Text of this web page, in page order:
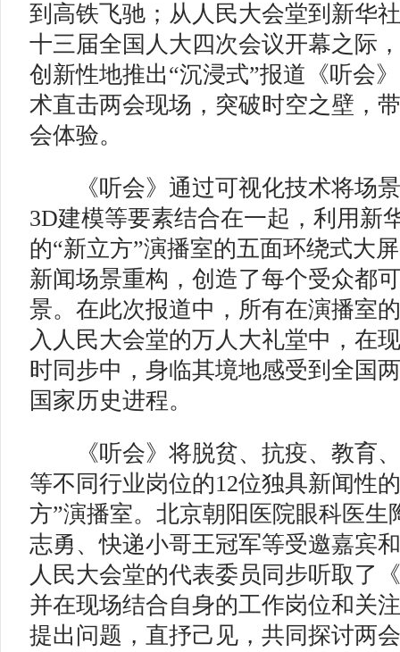
到高铁飞驰；从人民大会堂到新
十三届全国人大四次会议开幕之际
创新性地推出“沉浸式”报道《听会
术直击两会现场，突破时空之壁，
会体验。
《听会》通过可视化技术将场景
3D建模等要素结合在一起，利用新
的“新立方”演播室的五面环绕式大
新闻场景重构，创造了每个受众都
景。在此次报道中，所有在演播室
入人民大会堂的万人大礼堂中，在
时同步中，身临其境地感受到全国
国家历史进程。
《听会》将脱贫、抗疫、教育、
等不同行业岗位的12位独具新闻性
方”演播室。北京朝阳医院眼科医生
志勇、快递小哥王冠军等受邀嘉宾
人民大会堂的代表委员同步听取了
并在现场结合自身的工作岗位和关
提出问题，直抒己见，共同探讨两